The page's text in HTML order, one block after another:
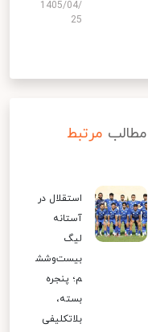
1405/04/
25
مطالب مرتبط
استقلال در
آستانه
لیگ
بیست‌وشش
م؛ پنجره
بسته،
بلاتکلیفی